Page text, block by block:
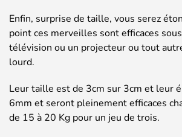
Enfin, surprise de taille, vous serez
point ces merveilles sont efficaces
télévision ou un projecteur ou tout
lourd.
Leur taille est de 3cm sur 3cm et leur
6mm et seront pleinement efficaces
de 15 à 20 Kg pour un jeu de trois.